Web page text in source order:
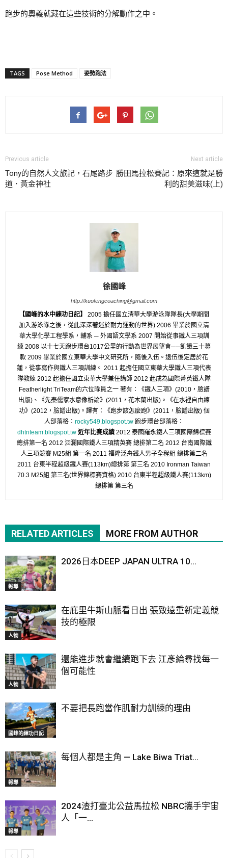
跑步的奧義就藏在這些技術的分解動作之中。
TAGS Pose Method 姿勢跑法
Previous article
Tony的自然人文旅記，石尾路步
道．黃金神社
Next article
勝田馬拉松賽記：原來這就是勝
利的甜美滋味(上)
徐國峰
http://kuofengcoaching@gmail.com
【國峰的水中練功日記】
2005 擔任國立清華大學游泳隊隊長(大學期間
加入游泳隊之後，從此深深著迷於耐力運動的世界) 2006 畢業於國立清
華大學化學工程學系，輔系 ─ 外國語文學系 2007 開始從事鐵人三項訓
練 2008 以十七天跑步環台1017公里的行動為世界展望會──飢餓三十募
款 2009 畢業於國立東華大學中文研究所，隨後入伍。退伍後定居於花
蓮，從事寫作與鐵人三項訓練。 2011 起擔任國立東華大學鐵人三項代表
隊教練 2012 起擔任國立東華大學兼任講師 2012 起成為國際菁英鐵人隊
Featherlight TriTeam的六位隊員之一 著有：《鐵人三項》(2010，臉譜
出版)、《先秦儒家水意像析論》(2011，花木蘭出版)。《在水裡自由練
功》(2012，臉譜出版)。譯有：《跑步該怎麼跑》(2011，臉譜出版) 個
人部落格： rocky549.blogspot.tw 跑步環台部落格：
dhtriteam.blogspot.tw 近年比賽成績2012 泰國羅永鐵人三項國際錦標賽
總排第一名 2012 洄瀾國際鐵人三項精英賽 總排第二名 2012 台南國際鐵
人三項競賽 M25組 第一名 2011 福隆泛舟鐵人男子全程組 總排第二名
2011 台東半程超級鐵人賽(113km)總排第 第三名 2010 Ironman Taiwan
70.3 M25組 第三名(世界錦標賽資格) 2010 台東半程超級鐵人賽(113km)
總排第 第三名
RELATED ARTICLES MORE FROM AUTHOR
報導
2026日本DEEP JAPAN ULTRA 10...
人物
在庇里牛斯山脈看日出 張致遠重新定義競
技的極限
人物
還能進步就會繼續跑下去 江彥綸尋找每一
個可能性
國峰的練功日記
不要把長跑當作肌耐力訓練的理由
報導
每個人都是主角 — Lake Biwa Triat...
報導
2024渣打臺北公益馬拉松 NBRC攜手宇宙
人「一...